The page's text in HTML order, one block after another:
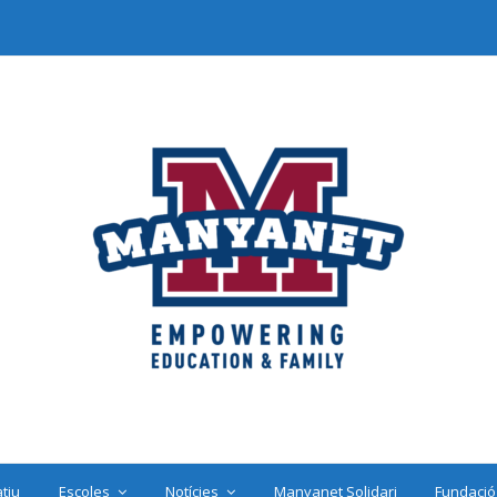
Escoles Notícies Manyanet Solidari Fundació